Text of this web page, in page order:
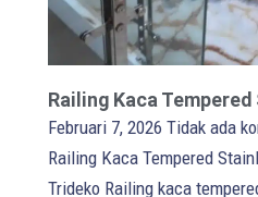
Railing Kaca
Februari 7, 2026 Tidak ada
Railing Kaca Tempered
Trideko Railing kaca